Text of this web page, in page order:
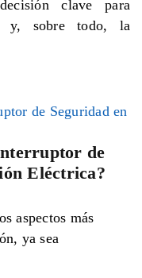
clave para
y, sobre todo, la
de
Eléctrica?
aspectos más
ya sea